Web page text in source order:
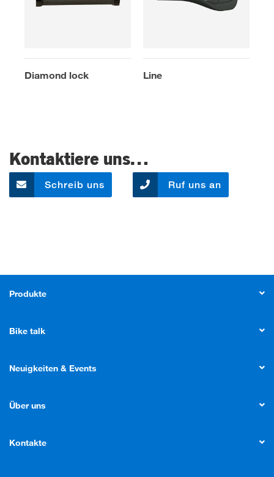
Diamond lock Line
Kontaktiere uns…
Schreib uns Ruf uns an
Produkte
Bike talk
Neuigkeiten & Events
Über uns
Kontakte